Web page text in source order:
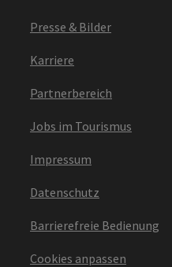
Presse & Bilder
Karriere
Partnerbereich
Jobs im Tourismus
Impressum
Datenschutz
Barrierefreie Bedienung
Cookies anpassen